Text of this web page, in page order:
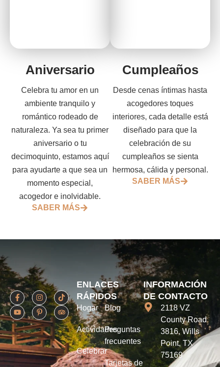
Aniversario
Celebra tu amor en un
ambiente tranquilo y
romántico rodeado de
naturaleza. Ya sea tu primer
aniversario o tu
decimoquinto, estamos aquí
para ayudarte a que sea un
momento especial,
acogedor e inolvidable.
SABER MÁS
Cumpleaños
Desde cenas íntimas hasta
acogedores toques
interiores, cada detalle está
diseñado para que la
celebración de su
cumpleaños se sienta
hermosa, cálida y personal.
SABER MÁS
ENLACES
RÁPIDOS
Hogar
Actividades
Celebrar
Blog
Preguntas
frecuentes
Tarjetas de
INFORMACIÓN
DE CONTACTO
2118 VZ
County Road
3816, Wills
Point, TX
75169